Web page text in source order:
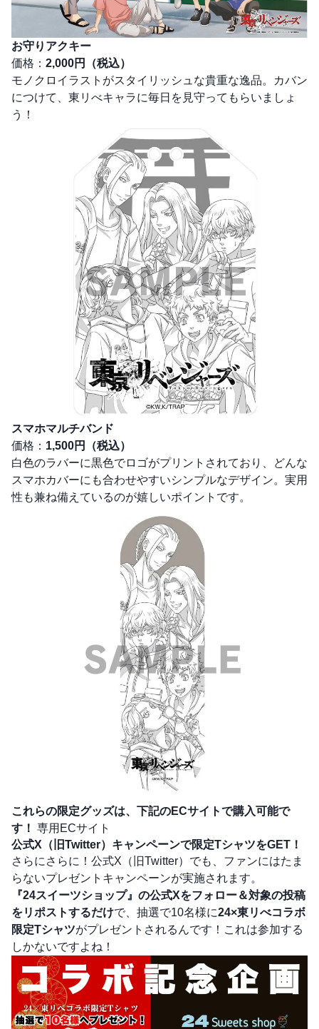
お守りアクキー
価格： 2,000円（税込）
モノクロイラストがスタイリッシュな貴重な逸品。カバン
につけて、東リべキャラに毎日を見守ってもらいましょ
う！
スマホマルチバンド
価格： 1,500円（税込）
白色のラバーに黒色でロゴがプリントされており、どんな
スマホカバーにも合わせやすいシンプルなデザイン。実用
性も兼ね備えているのが嬉しいポイントです。
これらの限定グッズは、下記のECサイトで購入可能で
す！ 専用ECサイト
公式X（旧Twitter）キャンペーンで限定TシャツをGET！
さらにさらに！公式X（旧Twitter）でも、ファンにはたま
らないプレゼントキャンペーンが実施されます。
『24スイーツショップ』の公式Xをフォロー＆対象の投稿
をリポストするだけで、抽選で10名様に24×東リべコラボ
限定Tシャツがプレゼントされるんです！これは参加する
しかないですよね！